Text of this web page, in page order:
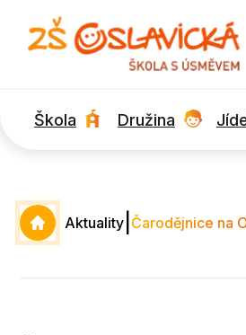
Škola Družina
Aktuality Čarodějnice na